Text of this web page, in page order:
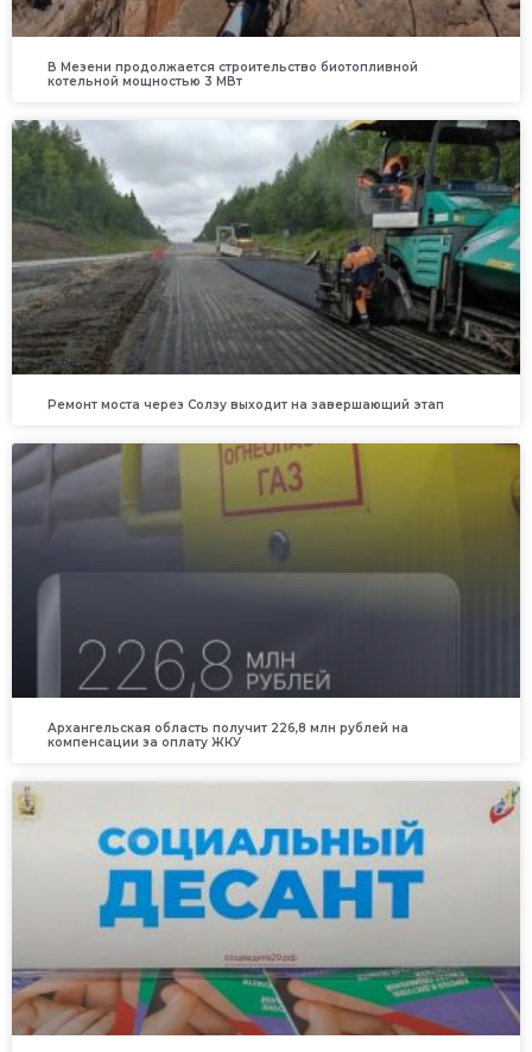
В Мезени продолжается строительство биотопливной
котельной мощностью 3 МВт
Ремонт моста через Солзу выходит на завершающий этап
Архангельская область получит 226,8 млн рублей на
компенсации за оплату ЖКУ